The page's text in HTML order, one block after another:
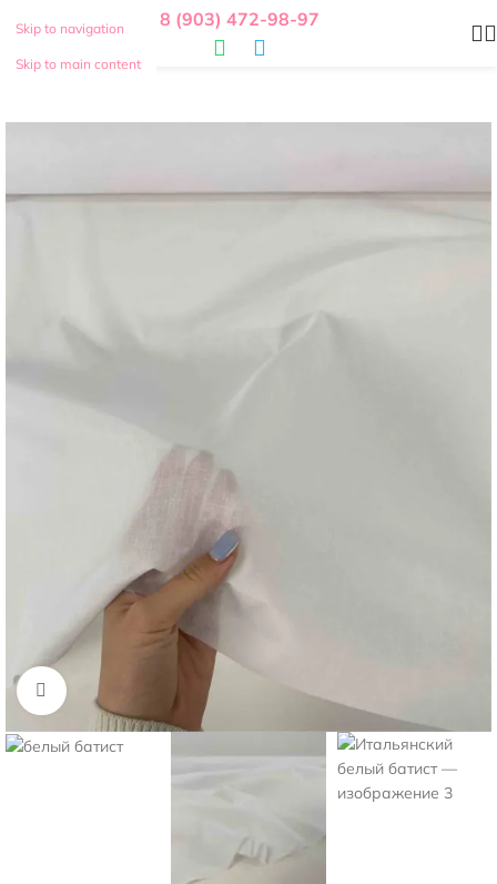
Skip to navigation
Skip to main content
8 (903) 472-98-97
Нажмите, чтобы увеличить